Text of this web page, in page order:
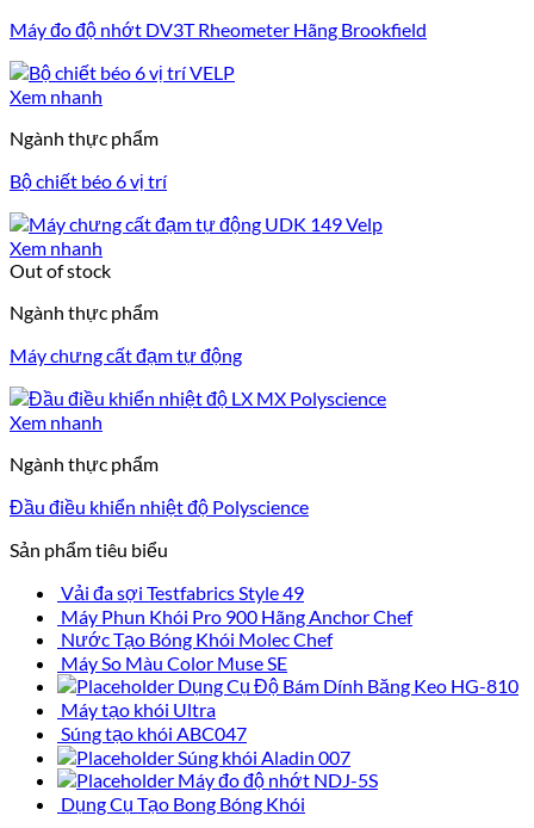
Máy đo độ nhớt DV3T Rheometer Hãng Brookfield
Xem nhanh
Ngành thực phẩm
Bộ chiết béo 6 vị trí
Xem nhanh
Out of stock
Ngành thực phẩm
Máy chưng cất đạm tự động
Xem nhanh
Ngành thực phẩm
Đầu điều khiển nhiệt độ Polyscience
Sản phẩm tiêu biểu
Vải đa sợi Testfabrics Style 49
Máy Phun Khói Pro 900 Hãng Anchor Chef
Nước Tạo Bóng Khói Molec Chef
Máy So Màu Color Muse SE
Dụng Cụ Độ Bám Dính Băng Keo HG-810
Máy tạo khói Ultra
Súng tạo khói ABC047
Súng khói Aladin 007
Máy đo độ nhớt NDJ-5S
Dụng Cụ Tạo Bong Bóng Khói